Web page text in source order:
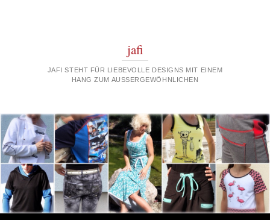
jafi
JAFI STEHT FÜR LIEBEVOLLE DESIGNS MIT EINEM
HANG ZUM AUSSERGEWÖHNLICHEN